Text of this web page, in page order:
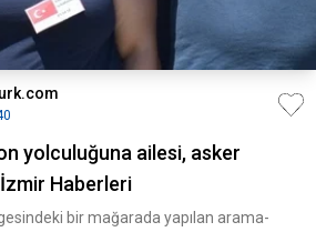
yolculuğuna ailesi, asker
İzmir Haberleri
bir mağarada yapılan arama-